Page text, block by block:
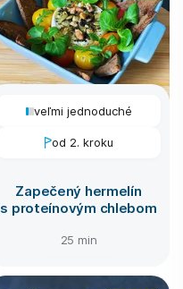
veľmi jednoduché
od 2. kroku
Zapečený hermelín
s proteínovým chlebom
25 min